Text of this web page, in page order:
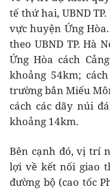
tế thứ hai, UBND
vực huyện Ứng
theo UBND TP. Hà
Ứng Hòa cách
khoảng 54km;
trường bắn Miếu
cách các dãy núi
khoảng 14km.
Bên cạnh đó, vị trí
lợi về kết nối giao
đường bộ (cao tốc